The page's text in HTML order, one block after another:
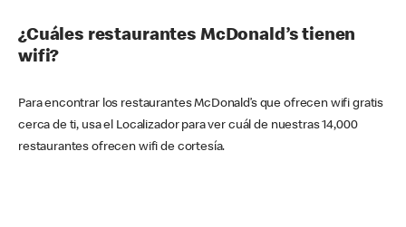
¿Cuáles restaurantes McDonald’s tienen
wifi?
Para encontrar los restaurantes McDonald’s que ofrecen wifi gratis
cerca de ti, usa el Localizador para ver cuál de nuestras 14,000
restaurantes ofrecen wifi de cortesía.